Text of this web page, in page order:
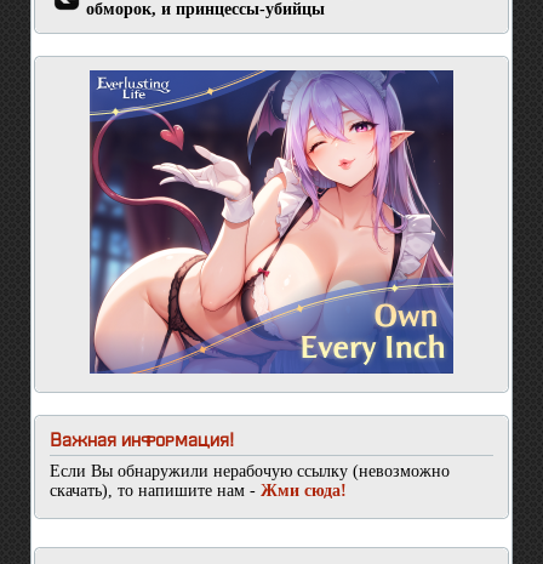
обморок, и принцессы-убийцы
Важная информация!
Если Вы обнаружили нерабочую ссылку (невозможно
скачать), то напишите нам - Жми сюда!